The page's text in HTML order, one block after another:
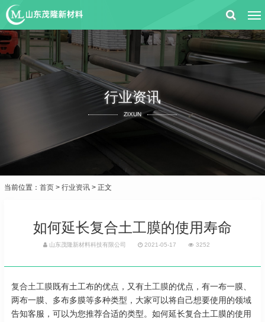
行业资讯
ZIXUN
当前位置： 首页 > 行业资讯 > 正文
如何延长复合土工膜的使用寿命
山东茂隆新材料科技有限公司 2021-05-17 3252
复合土工膜既有土工布的优点，又有土工膜的优点，有一布一膜、
两布一膜、多布多膜等多种类型，大家可以将自己想要使用的领域
告知客服，可以为您推荐合适的类型。如何延长复合土工膜的使用